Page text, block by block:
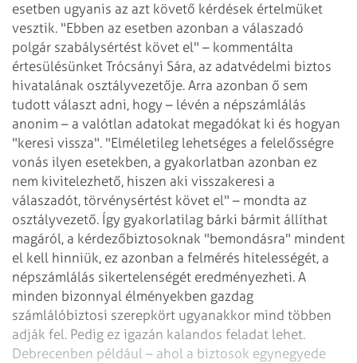
esetben ugyanis az azt követő kérdések értelmüket
vesztik. "Ebben az esetben azonban a válaszadó
polgár szabálysértést követ el" – kommentálta
értesülésünket Trócsányi Sára, az adatvédelmi biztos
hivatalának osztályvezetője. Arra azonban ő sem
tudott választ adni, hogy – lévén a népszámlálás
anonim – a valótlan adatokat megadókat ki és hogyan
"keresi vissza". "Elméletileg lehetséges a felelősségre
vonás ilyen esetekben, a gyakorlatban azonban ez
nem kivitelezhető, hiszen aki visszakeresi a
válaszadót, törvénysértést követ el" – mondta az
osztályvezető. Így gyakorlatilag bárki bármit állíthat
magáról, a kérdezőbiztosoknak "bemondásra" mindent
el kell hinniük, ez azonban a felmérés hitelességét, a
népszámlálás sikertelenségét eredményezheti. A
minden bizonnyal élményekben gazdag
számlálóbiztosi szerepkört ugyanakkor mind többen
adják fel. Pedig ez igazán kalandos feladat lehet.
Debrecenben például – ahol a biztosok egynegyede